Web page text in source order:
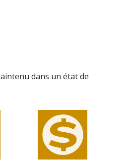
dans un état de